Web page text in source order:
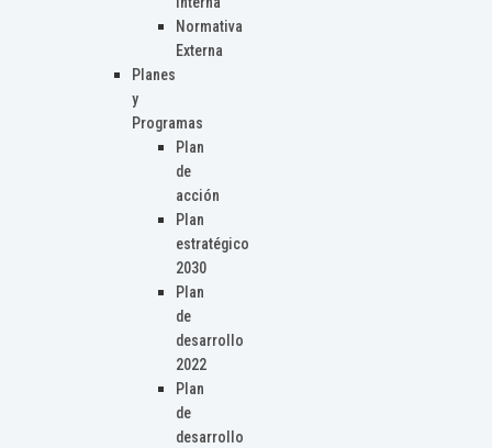
Normativa
Externa
Planes
y
Programas
Plan
de
acción
Plan
estratégico
2030
Plan
de
desarrollo
2022
Plan
de
desarrollo